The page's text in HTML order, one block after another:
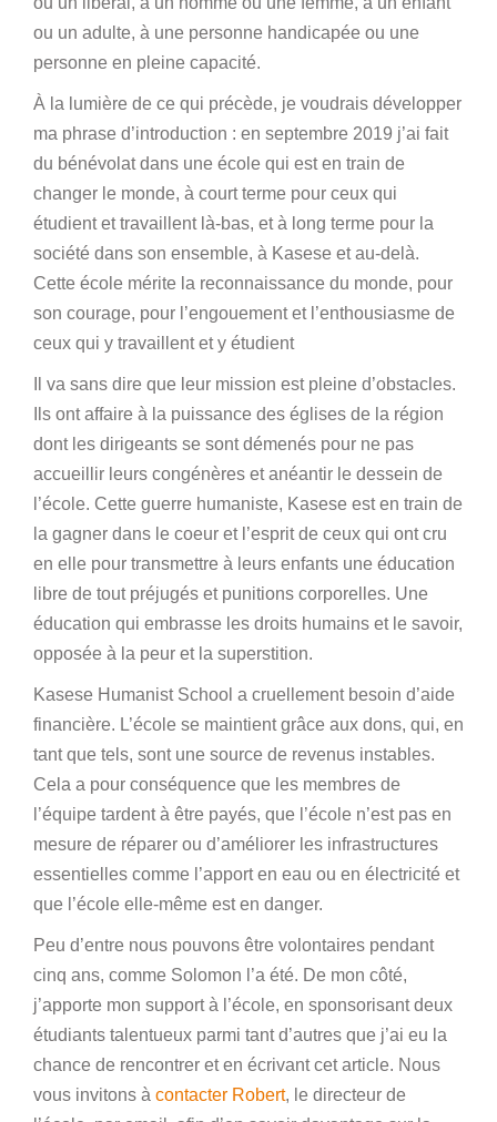
ou un adulte, à une personne handicapée ou une
personne en pleine capacité.
À la lumière de ce qui précède, je voudrais développer
ma phrase d’introduction : en septembre 2019 j’ai fait
du bénévolat dans une école qui est en train de
changer le monde, à court terme pour ceux qui
étudient et travaillent là-bas, et à long terme pour la
société dans son ensemble, à Kasese et au-delà.
Cette école mérite la reconnaissance du monde, pour
son courage, pour l’engouement et l’enthousiasme de
ceux qui y travaillent et y étudient
Il va sans dire que leur mission est pleine d’obstacles.
Ils ont affaire à la puissance des églises de la région
dont les dirigeants se sont démenés pour ne pas
accueillir leurs congénères et anéantir le dessein de
l’école. Cette guerre humaniste, Kasese est en train de
la gagner dans le coeur et l’esprit de ceux qui ont cru
en elle pour transmettre à leurs enfants une éducation
libre de tout préjugés et punitions corporelles. Une
éducation qui embrasse les droits humains et le savoir,
opposée à la peur et la superstition.
Kasese Humanist School a cruellement besoin d’aide
financière. L’école se maintient grâce aux dons, qui, en
tant que tels, sont une source de revenus instables.
Cela a pour conséquence que les membres de
l’équipe tardent à être payés, que l’école n’est pas en
mesure de réparer ou d’améliorer les infrastructures
essentielles comme l’apport en eau ou en électricité et
que l’école elle-même est en danger.
Peu d’entre nous pouvons être volontaires pendant
cinq ans, comme Solomon l’a été. De mon côté,
j’apporte mon support à l’école, en sponsorisant deux
étudiants talentueux parmi tant d’autres que j’ai eu la
chance de rencontrer et en écrivant cet article. Nous
vous invitons à contacter Robert, le directeur de